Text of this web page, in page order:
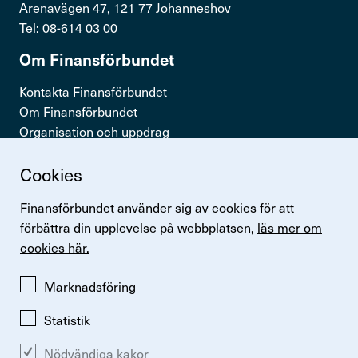
Teckna kollektivavtal
Förtroendevald
Kontakta oss
Cookies
Finansförbundet använder sig av cookies för att
förbättra din upplevelse på webbplatsen, läs mer om
cookies här.
Marknadsföring
Statistik
Nödvändiga kakor
Arenavägen 47, 121 77 Johanneshov
Tel: 08-614 03 00
Om Finans­för­bundet
Kontakta Finansförbundet
Om Finansförbundet
Organisation och uppdrag
Snabb­länkar
Logga in
Lönestatistik
Finansförbundets kollektivavtal
Perspektiv
Ändra inställningar för kakor